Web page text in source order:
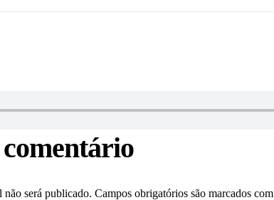
não será publicado. Campos obrigatórios são marcados com